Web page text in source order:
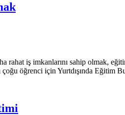
rahat iş imkanlarını sahip olmak,
çoğu öğrenci için Yurtdışında